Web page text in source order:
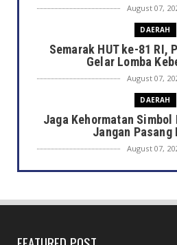
August 07,
DAERAH
Semarak HUT ke-81 RI,
Gelar Lomba
August 07,
DAERAH
Jaga Kehormatan
Jangan Pasang
August 07,
DAERAH
Bagikan 5.000